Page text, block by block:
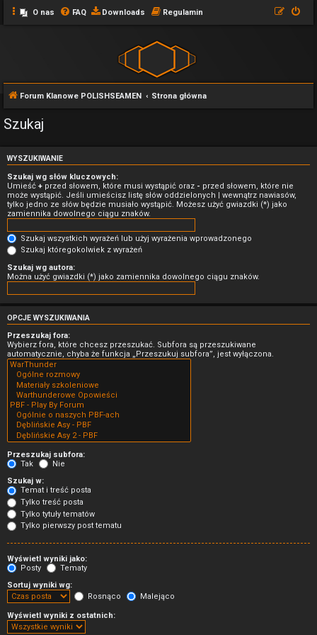
O nas FAQ Downloads Regulamin
Forum Klanowe POLISHSEAMEN Strona główna
Szukaj
WYSZUKIWANIE
Szukaj wg słów kluczowych:
Umieść + przed słowem, które musi wystąpić oraz - przed słowem, które nie
może wystąpić. Jeśli umieścisz listę słów oddzielonych | wewnątrz nawiasów,
tylko jedno ze słów będzie musiało wystąpić. Możesz użyć gwiazdki (*) jako
zamiennika dowolnego ciągu znaków.
Szukaj wszystkich wyrażeń lub użyj wyrażenia wprowadzonego
Szukaj któregokolwiek z wyrażeń
Szukaj wg autora:
Można użyć gwiazdki (*) jako zamiennika dowolnego ciągu znaków.
OPCJE WYSZUKIWANIA
Przeszukaj fora:
Wybierz fora, które chcesz przeszukać. Subfora są przeszukiwane
automatycznie, chyba że funkcja „Przeszukuj subfora”, jest wyłączona.
Przeszukaj subfora:
Tak
Nie
Szukaj w:
Temat i treść posta
Tylko treść posta
Tylko tytuły tematów
Tylko pierwszy post tematu
Wyświetl wyniki jako:
Posty
Tematy
Sortuj wyniki wg:
Rosnąco
Malejąco
Wyświetl wyniki z ostatnich: